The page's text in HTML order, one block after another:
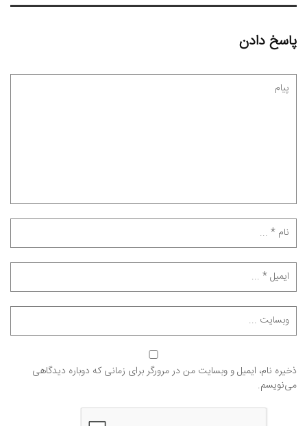
پاسخ دادن
ذخیره نام، ایمیل و وبسایت من در مرورگر برای زمانی که دوباره دیدگاهی
می‌نویسم.